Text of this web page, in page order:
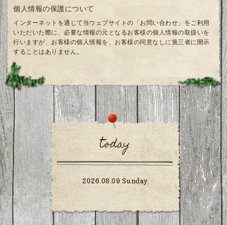
個人情報の保護について
インターネットを通じて当ウェブサイトの「お問い合わせ」をご利用
いただいた際に、必要な情報の元となるお客様の個人情報の取扱いを
行いますが、お客様の個人情報を、お客様の同意なしに第三者に開示
することはありません。
today
2026.08.09 Sunday